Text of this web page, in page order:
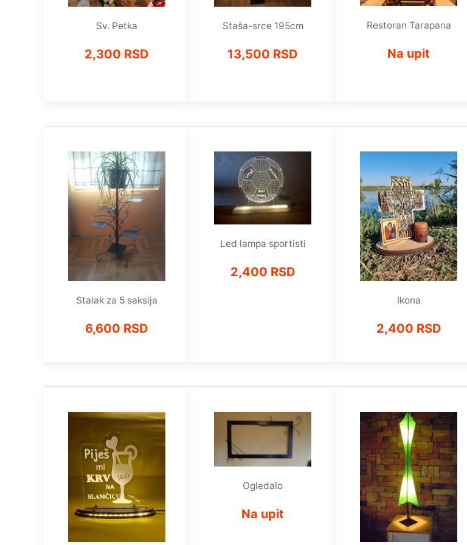
Sv. Petka
2,300 RSD
Staša-srce 195cm
13,500 RSD
Restoran Tarapana
Na upit
Stalak za 5 saksija
6,600 RSD
Led lampa sportisti
2,400 RSD
Ikona
2,400 RSD
Ogledalo
Na upit